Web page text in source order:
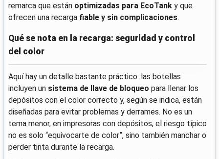
remarca que están optimizadas para EcoTank y que
ofrecen una recarga fiable y sin complicaciones.
Qué se nota en la recarga: seguridad y control
del color
Aquí hay un detalle bastante práctico: las botellas
incluyen un sistema de llave de bloqueo para llenar los
depósitos con el color correcto y, según se indica, están
diseñadas para evitar problemas y derrames. No es un
tema menor, en impresoras con depósitos, el riesgo típico
no es solo “equivocarte de color”, sino también manchar o
perder tinta durante la recarga.